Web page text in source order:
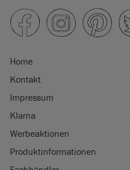
Home
Kontakt
Impressum
Klarna
Werbeaktionen
Produktinformationen